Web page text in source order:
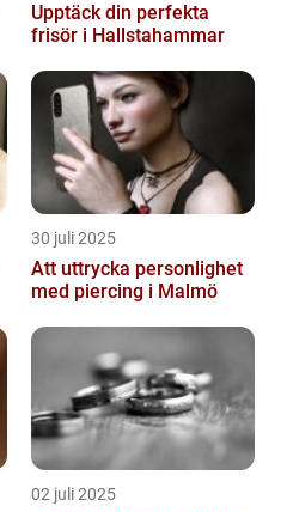
Upptäck din perfekta
frisör i Hallstahammar
30 juli 2025
Att uttrycka personlighet
med piercing i Malmö
02 juli 2025